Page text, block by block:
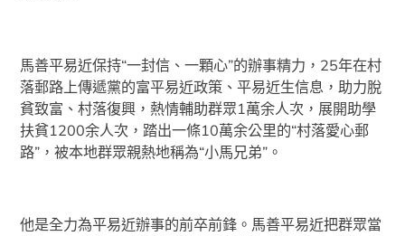
馬善平易近保持“一封信、一顆心”的辦事精力，25年在村
落郵路上傳遞黨的富平易近政策、平易近生信息，助力脫
貧致富、村落復興，熱情輔助群眾1萬余人次，展開助學
扶貧1200余人次，踏出一條10萬余公里的“村落愛心郵
路”，被本地群眾親熱地稱為“小馬兄弟”。
他是全力為平易近辦事的前卒前鋒。馬善平易近把群眾當